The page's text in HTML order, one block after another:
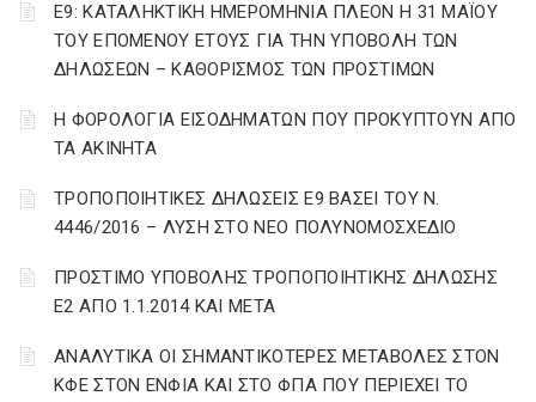
Ε9: ΚΑΤΑΛΗΚΤΙΚΗ ΗΜΕΡΟΜΗΝΙΑ ΠΛΕΟΝ Η 31 ΜΑΪΟΥ
ΤΟΥ ΕΠΟΜΕΝΟΥ ΕΤΟΥΣ ΓΙΑ ΤΗΝ ΥΠΟΒΟΛΗ ΤΩΝ
ΔΗΛΩΣΕΩΝ – ΚΑΘΟΡΙΣΜΟΣ ΤΩΝ ΠΡΟΣΤΙΜΩΝ
Η ΦΟΡΟΛΟΓΙΑ ΕΙΣΟΔΗΜΑΤΩΝ ΠΟΥ ΠΡΟΚΥΠΤΟΥΝ ΑΠΟ
ΤΑ ΑΚΙΝΗΤΑ
ΤΡΟΠΟΠΟΙΗΤΙΚΕΣ ΔΗΛΩΣΕΙΣ Ε9 ΒΑΣΕΙ ΤΟΥ Ν.
4446/2016 – ΛΥΣΗ ΣΤΟ ΝΕΟ ΠΟΛΥΝΟΜΟΣΧΕΔΙΟ
ΠΡΟΣΤΙΜΟ ΥΠΟΒΟΛΗΣ ΤΡΟΠΟΠΟΙΗΤΙΚΗΣ ΔΗΛΩΣΗΣ
Ε2 ΑΠΟ 1.1.2014 ΚΑΙ ΜΕΤΑ
ΑΝΑΛΥΤΙΚΑ ΟΙ ΣΗΜΑΝΤΙΚΟΤΕΡΕΣ ΜΕΤΑΒΟΛΕΣ ΣΤΟΝ
ΚΦΕ ΣΤΟΝ ΕΝΦΙΑ ΚΑΙ ΣΤΟ ΦΠΑ ΠΟΥ ΠΕΡΙΕΧΕΙ ΤΟ